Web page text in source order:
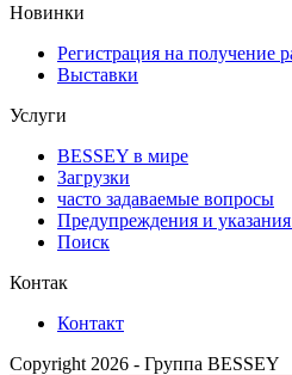
Новинки
Регистрация на получение
Выставки
Услуги
BESSEY в мире
Загрузки
часто задаваемые вопросы
Предупреждения и
Поиск
Контак
Контакт
Copyright 2026 - Группа BESSEY